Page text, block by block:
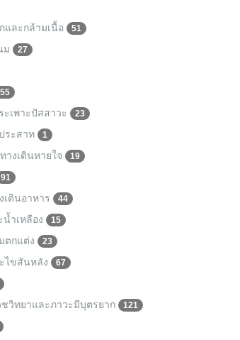
และกล้ามเนื้อ 51
ม 27
55
เพาะปัสสาวะ 23
ระสาท 1
างเดินหายใจ 19
91
เดินอาหาร 44
ำเหลือง 15
ตกแต่ง 23
ไขสันหลัง 67
วิทยาและภาวะมีบุตรยาก 121